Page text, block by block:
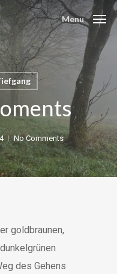
Menu
No Comments
goldbraunen,
des Gehens